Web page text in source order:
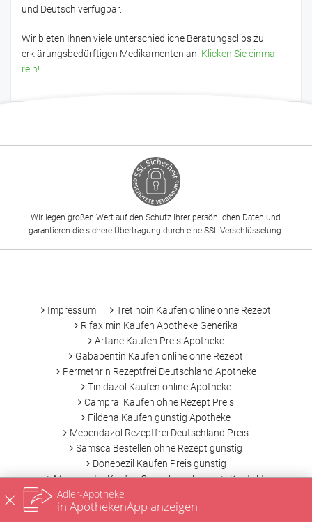
und Deutsch verfügbar.
Wir bieten Ihnen viele unterschiedliche Beratungsclips zu
erklärungsbedürftigen Medikamenten an. Klicken Sie einmal
rein!
Wir legen großen Wert auf den Schutz Ihrer persönlichen Daten und
garantieren die sichere Übertragung durch eine SSL-Verschlüsselung.
Impressum
Tretinoin Kaufen online ohne Rezept
Rifaximin Kaufen Apotheke Generika
Artane Kaufen Preis Apotheke
Gabapentin Kaufen online ohne Rezept
Permethrin Rezeptfrei Deutschland Apotheke
Tinidazol Kaufen online Apotheke
Campral Kaufen ohne Rezept Preis
Fildena Kaufen günstig Apotheke
Mebendazol Rezeptfrei Deutschland Preis
Samsca Bestellen ohne Rezept günstig
Donepezil Kaufen Preis günstig
Misoprostol Kaufen Generika online
Kontakt
Datenschutz
Adler-Apotheke
in ApothekenApp anzeigen